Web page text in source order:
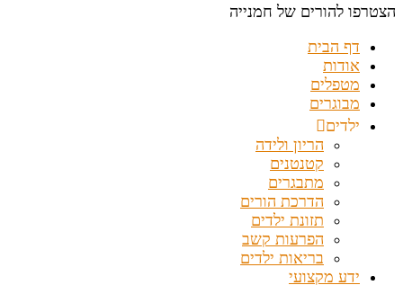
הצטרפו להורים של חמנייה
דף הבית
אודות
מטפלים
מבוגרים
ילדים
הריון ולידה
קטנטנים
מתבגרים
הדרכת הורים
תזונת ילדים
הפרעות קשב
בריאות ילדים
ידע מקצועי